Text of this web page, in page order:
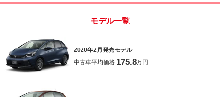
モデル一覧
2020年2月発売モデル
中古車平均価格 175.8万円